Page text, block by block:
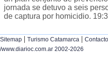
jornada se detuvo a seis
de captura por homicidio.
Sitemap | Turismo Catamarca | Contacto
/www.diarioc.com.ar 2002-2026